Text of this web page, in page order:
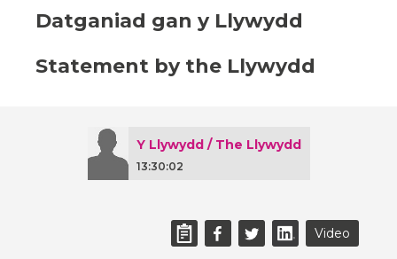
Datganiad gan y Llywydd
Statement by the Llywydd
Y Llywydd / The Llywydd
13:30:02
Video